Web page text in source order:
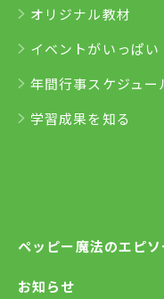
オリジナル教材
イベントがいっぱい
年間行事スケジュー
学習成果を知る
ペッピー魔法のエピ
お知らせ